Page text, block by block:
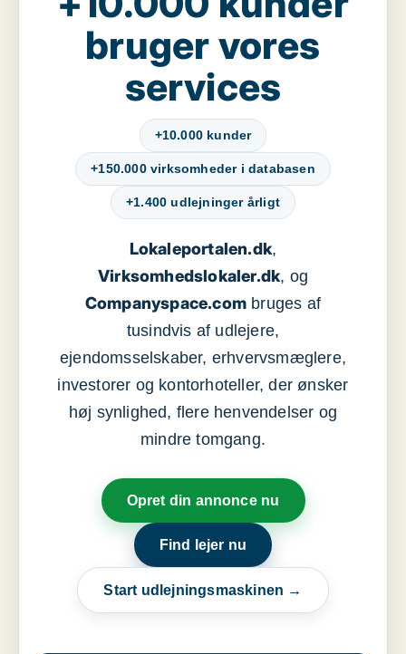
bruger vores
services
+10.000 kunder
+150.000 virksomheder i databasen
+1.400 udlejninger årligt
Lokaleportalen.dk,
Virksomhedslokaler.dk, og
Companyspace.com bruges af
tusindvis af udlejere,
ejendomsselskaber, erhvervsmæglere,
investorer og kontorhoteller, der ønsker
høj synlighed, flere henvendelser og
mindre tomgang.
Opret din annonce nu
Find lejer nu
Start udlejningsmaskinen →